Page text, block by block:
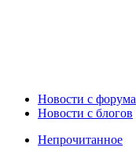
Новости c форума
Новости с блогов
Непрочитанное